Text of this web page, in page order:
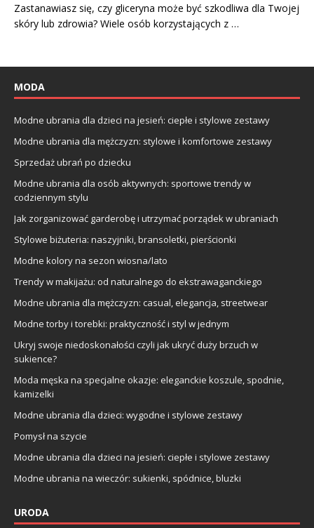
Zastanawiasz się, czy gliceryna może być szkodliwa dla Twojej
skóry lub zdrowia? Wiele osób korzystających z …
MODA
Modne ubrania dla dzieci na jesień: ciepłe i stylowe zestawy
Modne ubrania dla mężczyzn: stylowe i komfortowe zestawy
Sprzedaż ubrań po dziecku
Modne ubrania dla osób aktywnych: sportowe trendy w
codziennym stylu
Jak zorganizować garderobę i utrzymać porządek w ubraniach
Stylowe biżuteria: naszyjniki, bransoletki, pierścionki
Modne kolory na sezon wiosna/lato
Trendy w makijażu: od naturalnego do ekstrawaganckiego
Modne ubrania dla mężczyzn: casual, elegancja, streetwear
Modne torby i torebki: praktyczność i styl w jednym
Ukryj swoje niedoskonałości czyli jak ukryć duży brzuch w
sukience?
Moda męska na specjalne okazje: eleganckie koszule, spodnie,
kamizelki
Modne ubrania dla dzieci: wygodne i stylowe zestawy
Pomysł na szycie
Modne ubrania dla dzieci na jesień: ciepłe i stylowe zestawy
Modne ubrania na wieczór: sukienki, spódnice, bluzki
URODA